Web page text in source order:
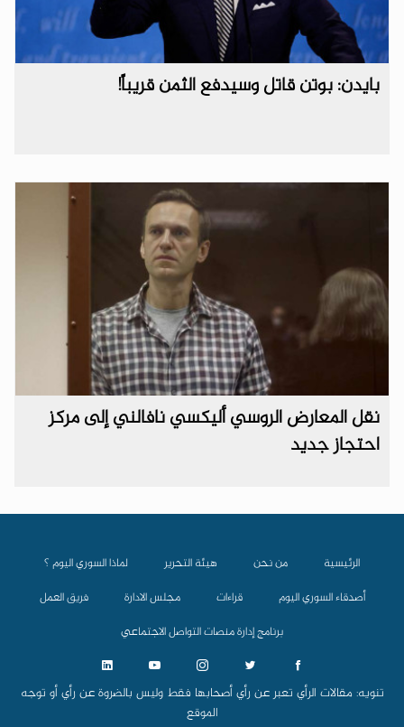
بايدن: بوتن قاتل وسيدفع الثمن قريباً!
نقل المعارض الروسي أليكسي نافالني إلى مركز
احتجاز جديد
الرئيسية من نحن هيئة التحرير
لماذا السوري اليوم ؟
أصدقاء السوري اليوم
قراءات مجلس الادارة
فريق العمل
برنامج إدارة منصات التواصل الاجتماعي
تنويه: مقالات الرأي تعبر عن رأي أصحابها فقط وليس بالضروة عن رأي أو توجه
الموقع